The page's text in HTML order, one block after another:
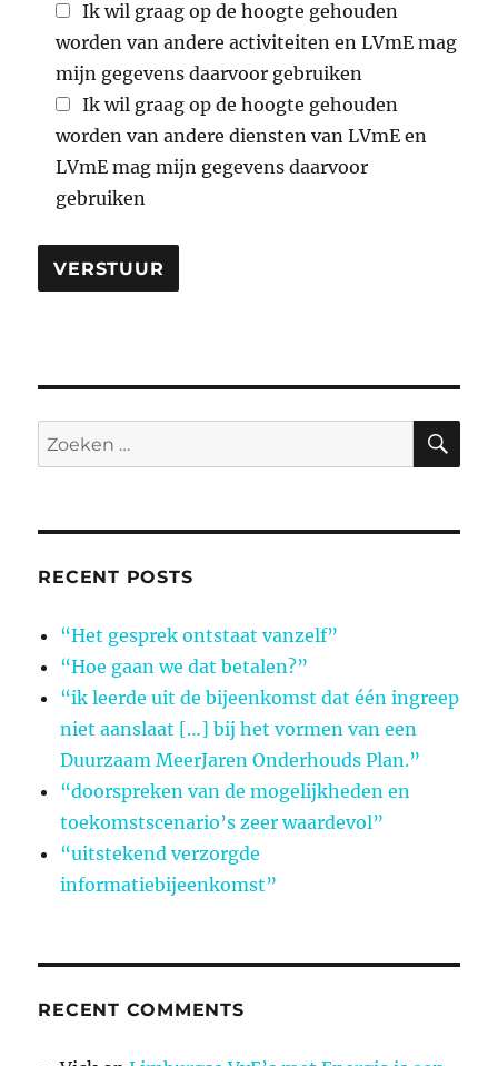
Ik wil graag op de hoogte gehouden
worden van andere activiteiten en LVmE mag
mijn gegevens daarvoor gebruiken
Ik wil graag op de hoogte gehouden
worden van andere diensten van LVmE en
LVmE mag mijn gegevens daarvoor
gebruiken
Zoeken
naar:
RECENT POSTS
“Het gesprek ontstaat vanzelf”
“Hoe gaan we dat betalen?”
“ik leerde uit de bijeenkomst dat één ingreep
niet aanslaat […] bij het vormen van een
Duurzaam MeerJaren Onderhouds Plan.”
“doorspreken van de mogelijkheden en
toekomstscenario’s zeer waardevol”
“uitstekend verzorgde
informatiebijeenkomst”
RECENT COMMENTS